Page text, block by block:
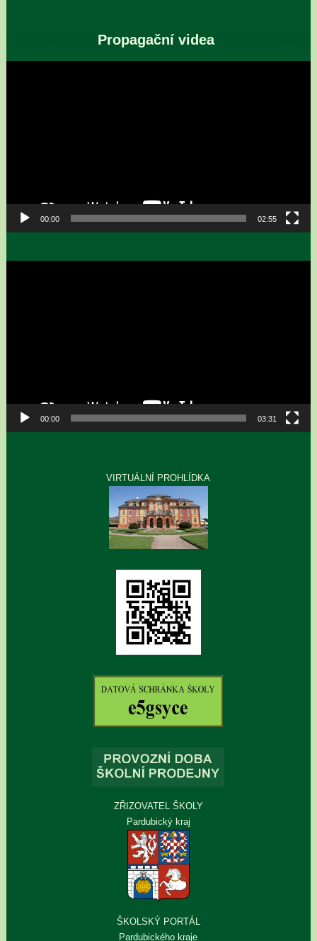
Propagační videa
00:00 02:55
00:00 03:31
VIRTUÁLNÍ PROHLÍDKA
ZŘIZOVATEL ŠKOLY
Pardubický kraj
ŠKOLSKÝ PORTÁL
Pardubického kraje